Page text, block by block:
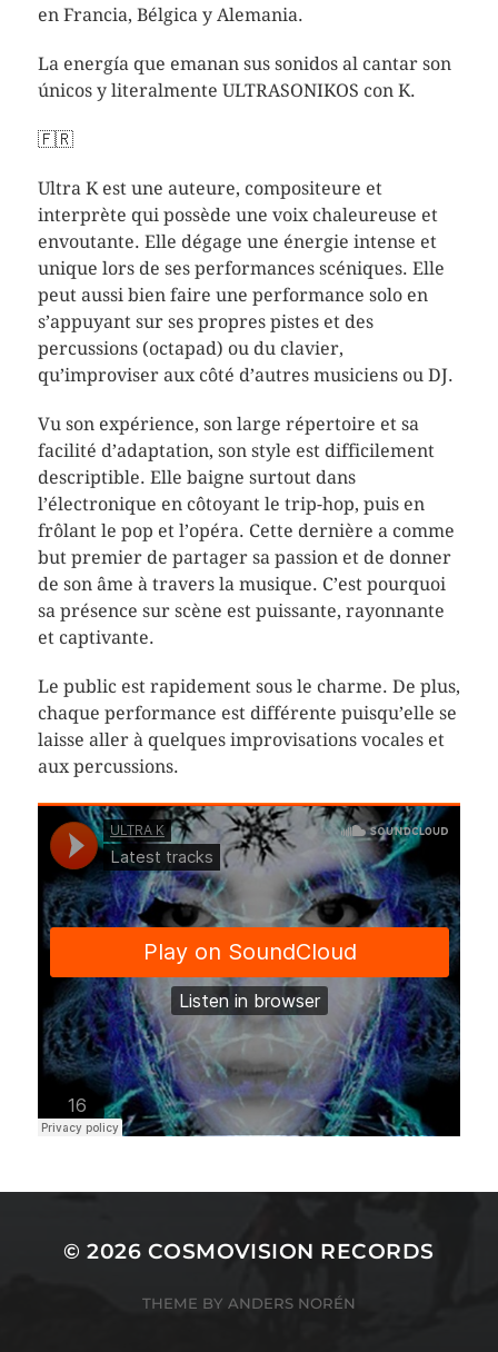
en Francia, Bélgica y Alemania.
La energía que emanan sus sonidos al cantar son
únicos y literalmente ULTRASONIKOS con K.
🇫🇷
Ultra K est une auteure, compositeure et
interprète qui possède une voix chaleureuse et
envoutante. Elle dégage une énergie intense et
unique lors de ses performances scéniques. Elle
peut aussi bien faire une performance solo en
s’appuyant sur ses propres pistes et des
percussions (octapad) ou du clavier,
qu’improviser aux côté d’autres musiciens ou DJ.
Vu son expérience, son large répertoire et sa
facilité d’adaptation, son style est difficilement
descriptible. Elle baigne surtout dans
l’électronique en côtoyant le trip-hop, puis en
frôlant le pop et l’opéra. Cette dernière a comme
but premier de partager sa passion et de donner
de son âme à travers la musique. C’est pourquoi
sa présence sur scène est puissante, rayonnante
et captivante.
Le public est rapidement sous le charme. De plus,
chaque performance est différente puisqu’elle se
laisse aller à quelques improvisations vocales et
aux percussions.
© 2026 COSMOVISION RECORDS
THEME BY ANDERS NORÉN